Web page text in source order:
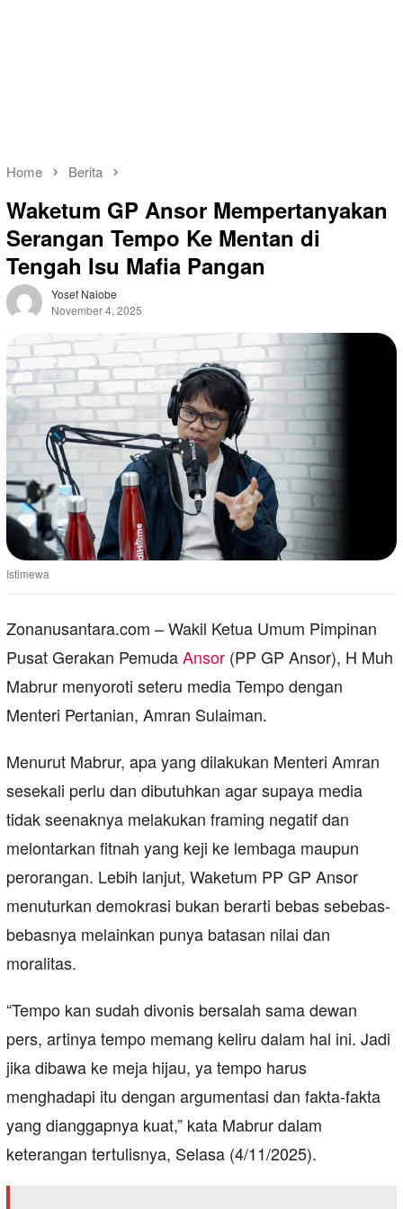
Home Berita
Waketum GP Ansor Mempertanyakan
Serangan Tempo Ke Mentan di
Tengah Isu Mafia Pangan
Yosef Naiobe
November 4, 2025
Istimewa
Zonanusantara.com – Wakil Ketua Umum Pimpinan
Pusat Gerakan PemudaAnsor (PP GP Ansor), H Muh
Mabrur menyoroti seteru media Tempo dengan
Menteri Pertanian, Amran Sulaiman.
Menurut Mabrur, apa yang dilakukan Menteri Amran
sesekali perlu dan dibutuhkan agar supaya media
tidak seenaknya melakukan framing negatif dan
melontarkan fitnah yang keji ke lembaga maupun
perorangan. Lebih lanjut, Waketum PP GP Ansor
menuturkan demokrasi bukan berarti bebas sebebas-
bebasnya melainkan punya batasan nilai dan
moralitas.
“Tempo kan sudah divonis bersalah sama dewan
pers, artinya tempo memang keliru dalam hal ini. Jadi
jika dibawa ke meja hijau, ya tempo harus
menghadapi itu dengan argumentasi dan fakta-fakta
yang dianggapnya kuat,” kata Mabrur dalam
keterangan tertulisnya, Selasa (4/11/2025).